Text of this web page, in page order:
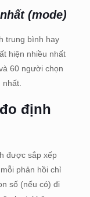
(mode)
trung bình hay
hiện nhiều nhất
60 người chọn
nhất.
định
được sắp xếp
phản hồi chỉ
số (nếu có) đi